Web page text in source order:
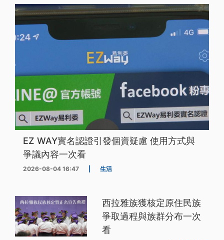
EZ WAY實名認證引發個資疑慮 使用方式與
爭議內容一次看
2026-08-04 16:47 生活
西拉雅族獲核定原住民族
爭取過程與族群分布一次
看